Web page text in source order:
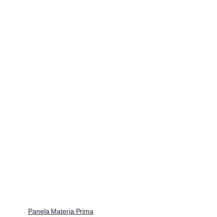
Panela Materia Prima